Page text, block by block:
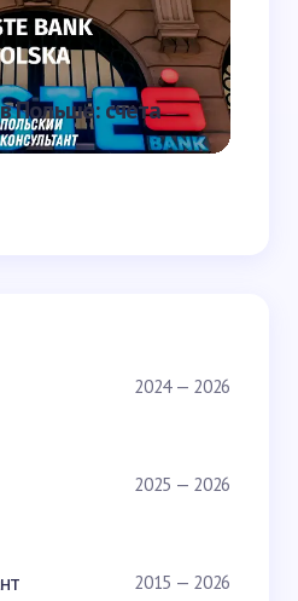
Польше: счета
2024 — 2026
2025 — 2026
2015 — 2026